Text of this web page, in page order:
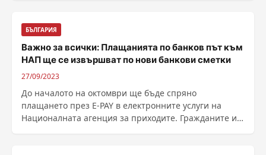
БЪЛГАРИЯ
Важно за всички: Плащанията по банков път към
НАП ще се извършват по нови банкови сметки
27/09/2023
До началото на октомври ще бъде спряно
плащането през Е-PAY в електронните услуги на
Националната агенция за приходите. Гражданите и